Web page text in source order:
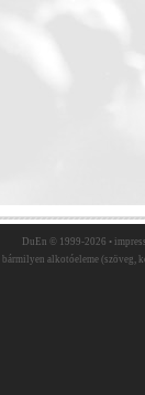
DuEn © 1999-2026 •
alkotóeleme (szöveg,